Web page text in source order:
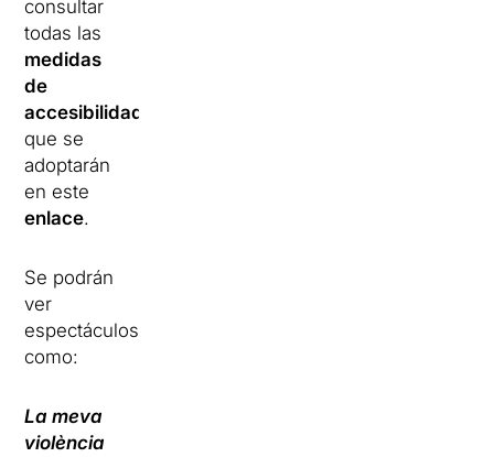
consultar
todas las
medidas
de
accesibilidad
que se
adoptarán
en este
enlace.
Se podrán
ver
espectáculos
como:
La meva
violència